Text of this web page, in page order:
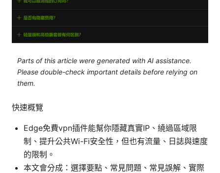
Parts of this article were generated with AI assistance.
Please double-check important details before relying on
them.
快速概覽
Edge免費vpn插件能幫你隱藏真實IP、繞過區域限
制、提升公共Wi-Fi安全性，但也有流量、日誌與速度
的限制。
本文會分成：選擇要點、常見問題、常見誤解、實際